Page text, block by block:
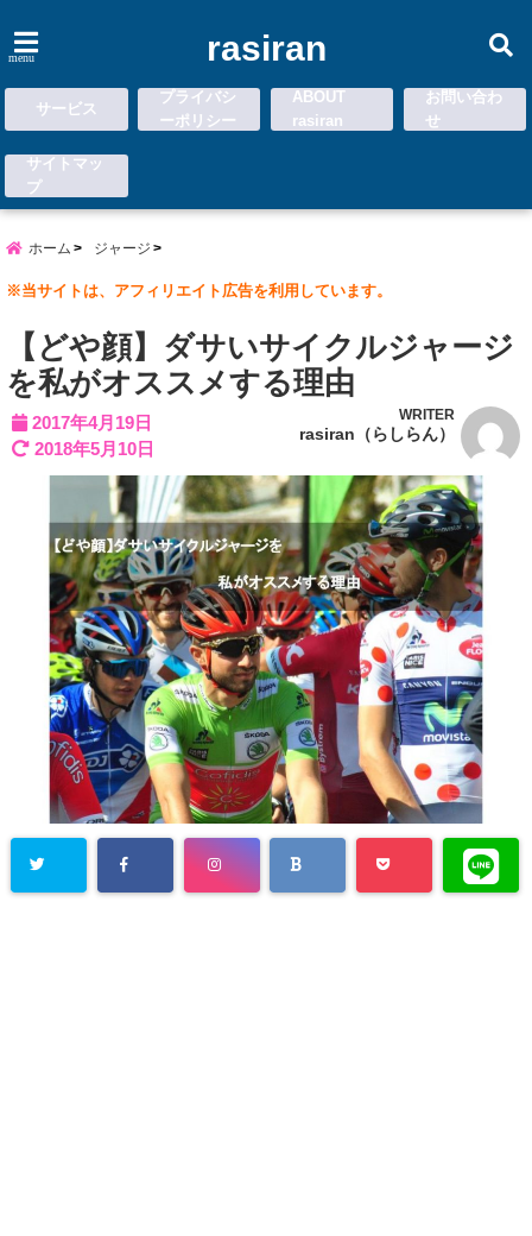
menu rasiran
サービス
プライバシ
ーポリシー
ABOUT
rasiran
お問い合わ
せ
サイトマッ
プ
ホーム ジャージ
※当サイトは、アフィリエイト広告を利用しています。
【どや顔】ダサいサイクルジャージ
を私がオススメする理由
2017年4月19日
2018年5月10日
WRITER
rasiran（らしらん）